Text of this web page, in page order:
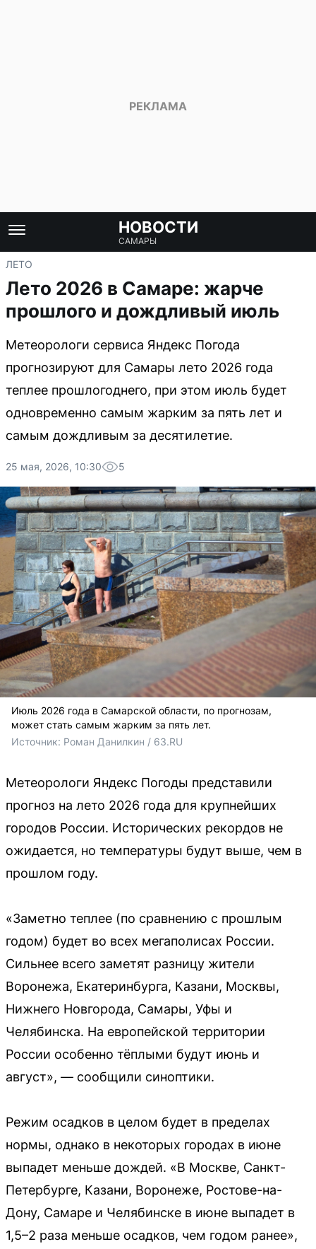
НОВОСТИ
САМАРЫ
ЛЕТО
Лето 2026 в Самаре: жарче
прошлого и дождливый июль
Метеорологи сервиса Яндекс Погода
прогнозируют для Самары лето 2026 года
теплее прошлогоднего, при этом июль будет
одновременно самым жарким за пять лет и
самым дождливым за десятилетие.
25 мая, 2026, 10:30 5
Июль 2026 года в Самарской области, по прогнозам,
может стать самым жарким за пять лет.
Источник: Роман Данилкин / 63.RU
Метеорологи Яндекс Погоды представили
прогноз на лето 2026 года для крупнейших
городов России. Исторических рекордов не
ожидается, но температуры будут выше, чем в
прошлом году.
«Заметно теплее (по сравнению с прошлым
годом) будет во всех мегаполисах России.
Сильнее всего заметят разницу жители
Воронежа, Екатеринбурга, Казани, Москвы,
Нижнего Новгорода, Самары, Уфы и
Челябинска. На европейской территории
России особенно тёплыми будут июнь и
август», — сообщили синоптики.
Режим осадков в целом будет в пределах
нормы, однако в некоторых городах в июне
выпадет меньше дождей. «В Москве, Санкт-
Петербурге, Казани, Воронеже, Ростове-на-
Дону, Самаре и Челябинске в июне выпадет в
1,5–2 раза меньше осадков, чем годом ранее»,